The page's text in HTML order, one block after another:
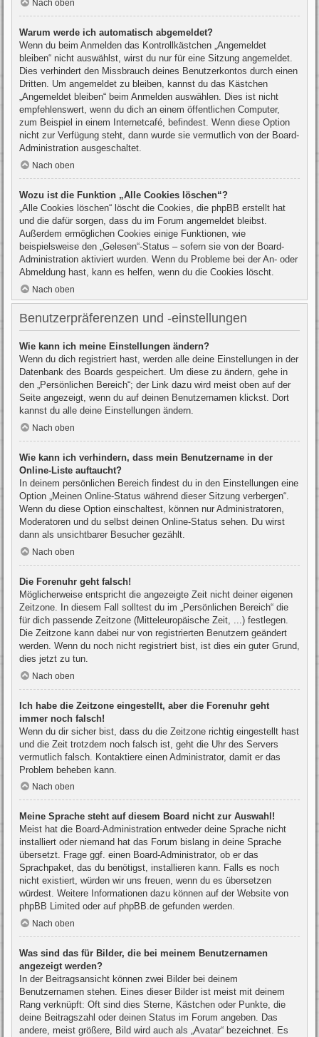
Nach oben
Warum werde ich automatisch abgemeldet?
Wenn du beim Anmelden das Kontrollkästchen „Angemeldet
bleiben“ nicht auswählst, wirst du nur für eine Sitzung angemeldet.
Dies verhindert den Missbrauch deines Benutzerkontos durch einen
Dritten. Um angemeldet zu bleiben, kannst du das Kästchen
„Angemeldet bleiben“ beim Anmelden auswählen. Dies ist nicht
empfehlenswert, wenn du dich an einem öffentlichen Computer,
zum Beispiel in einem Internetcafé, befindest. Wenn diese Option
nicht zur Verfügung steht, dann wurde sie vermutlich von der Board-
Administration ausgeschaltet.
Nach oben
Wozu ist die Funktion „Alle Cookies löschen“?
„Alle Cookies löschen“ löscht die Cookies, die phpBB erstellt hat
und die dafür sorgen, dass du im Forum angemeldet bleibst.
Außerdem ermöglichen Cookies einige Funktionen, wie
beispielsweise den „Gelesen“-Status – sofern sie von der Board-
Administration aktiviert wurden. Wenn du Probleme bei der An- oder
Abmeldung hast, kann es helfen, wenn du die Cookies löscht.
Nach oben
Benutzerpräferenzen und -einstellungen
Wie kann ich meine Einstellungen ändern?
Wenn du dich registriert hast, werden alle deine Einstellungen in der
Datenbank des Boards gespeichert. Um diese zu ändern, gehe in
den „Persönlichen Bereich“; der Link dazu wird meist oben auf der
Seite angezeigt, wenn du auf deinen Benutzernamen klickst. Dort
kannst du alle deine Einstellungen ändern.
Nach oben
Wie kann ich verhindern, dass mein Benutzername in der
Online-Liste auftaucht?
In deinem persönlichen Bereich findest du in den Einstellungen eine
Option „Meinen Online-Status während dieser Sitzung verbergen“.
Wenn du diese Option einschaltest, können nur Administratoren,
Moderatoren und du selbst deinen Online-Status sehen. Du wirst
dann als unsichtbarer Besucher gezählt.
Nach oben
Die Forenuhr geht falsch!
Möglicherweise entspricht die angezeigte Zeit nicht deiner eigenen
Zeitzone. In diesem Fall solltest du im „Persönlichen Bereich“ die
für dich passende Zeitzone (Mitteleuropäische Zeit, ...) festlegen.
Die Zeitzone kann dabei nur von registrierten Benutzern geändert
werden. Wenn du noch nicht registriert bist, ist dies ein guter Grund,
dies jetzt zu tun.
Nach oben
Ich habe die Zeitzone eingestellt, aber die Forenuhr geht
immer noch falsch!
Wenn du dir sicher bist, dass du die Zeitzone richtig eingestellt hast
und die Zeit trotzdem noch falsch ist, geht die Uhr des Servers
vermutlich falsch. Kontaktiere einen Administrator, damit er das
Problem beheben kann.
Nach oben
Meine Sprache steht auf diesem Board nicht zur Auswahl!
Meist hat die Board-Administration entweder deine Sprache nicht
installiert oder niemand hat das Forum bislang in deine Sprache
übersetzt. Frage ggf. einen Board-Administrator, ob er das
Sprachpaket, das du benötigst, installieren kann. Falls es noch
nicht existiert, würden wir uns freuen, wenn du es übersetzen
würdest. Weitere Informationen dazu können auf der Website von
phpBB Limited oder auf phpBB.de gefunden werden.
Nach oben
Was sind das für Bilder, die bei meinem Benutzernamen
angezeigt werden?
In der Beitragsansicht können zwei Bilder bei deinem
Benutzernamen stehen. Eines dieser Bilder ist meist mit deinem
Rang verknüpft: Oft sind dies Sterne, Kästchen oder Punkte, die
deine Beitragszahl oder deinen Status im Forum angeben. Das
andere, meist größere, Bild wird auch als „Avatar“ bezeichnet. Es